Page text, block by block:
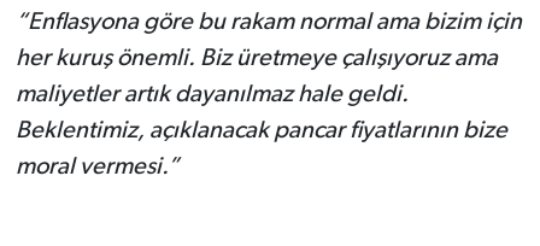
“Enflasyona göre bu rakam normal ama bizim için
her kuruş önemli. Biz üretmeye çalışıyoruz ama
maliyetler artık dayanılmaz hale geldi.
Beklentimiz, açıklanacak pancar fiyatlarının bize
moral vermesi.”